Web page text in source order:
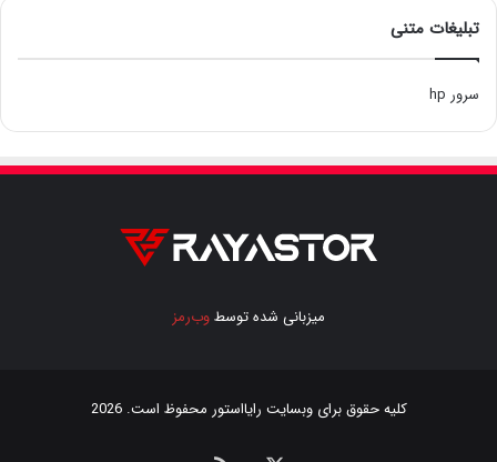
تبلیغات متنی
سرور hp
میزبانی شده توسطوب‌رمز
کلیه حقوق برای وبسایت رایااستور محفوظ است. 2026